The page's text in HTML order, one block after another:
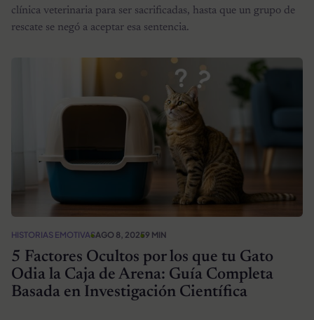
clínica veterinaria para ser sacrificadas, hasta que un grupo de
rescate se negó a aceptar esa sentencia.
HISTORIAS EMOTIVASAGO 8, 20259 MIN
5 Factores Ocultos por los que tu Gato
Odia la Caja de Arena: Guía Completa
Basada en Investigación Científica